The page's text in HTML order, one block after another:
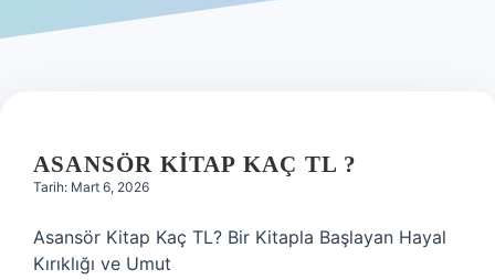
Hakkımızda
ASANSÖR KITAP KAÇ TL ?
Tarih: Mart 6, 2026
Asansör Kitap Kaç TL? Bir Kitapla Başlayan Hayal
Kırıklığı ve Umut